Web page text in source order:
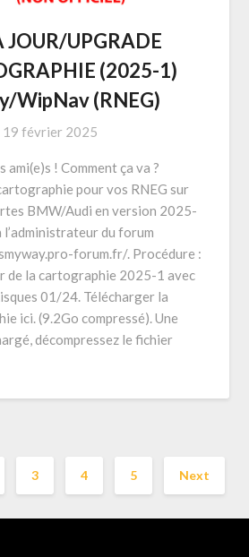
JOUR/UPGRADE
(2025-1)
WipNav (RNEG)
19 février 2025
ami(e)s ! Comment ça va ?
pour vos RNEG sur
BMW/Audi en version 2025-
l’administrateur du forum
forum.fr/. Procédure :
de la cartographie 2025-1 avec
01/24. Télécharger la
ici. (9.2Go compressé). Une
décompressez le fichier
3 4 5 Next